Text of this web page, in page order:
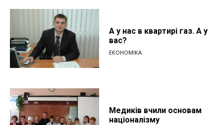
А у нас в квартирі газ. А у
вас?
ЕКОНОМІКА
Медиків вчили основам
націоналізму